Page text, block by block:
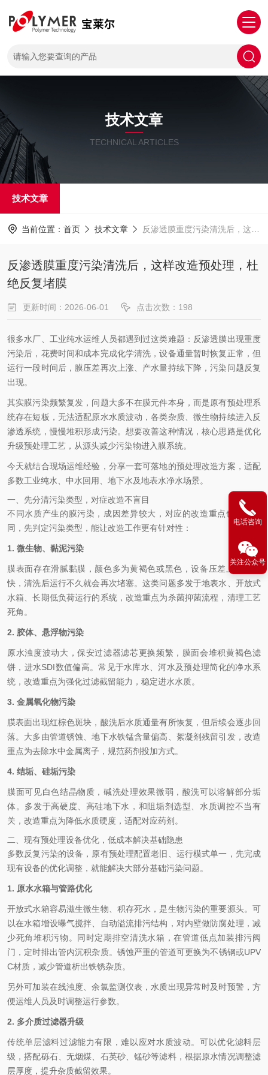
技术文章
TECHNICAL ARTICLES
技术文章
当前位置： 首页 技术文章 反渗透膜重度污染清洗后，这样改造预处理，杜绝反复堵膜
反渗透膜重度污染清洗后，这样改造预处理，杜
绝反复堵膜
更新时间：2026-06-01 点击次数：198
很多水厂、工业纯水运维人员都遇到过这类难题：反渗透膜出现重度
污染后，花费时间和成本完成化学清洗，设备通量暂时恢复正常，但
运行一段时间后，膜压差再次上涨、产水量持续下降，污染问题反复
出现。
其实膜污染频繁复发，问题大多不在膜元件本身，而是原有预处理系
统存在短板，无法适配原水水质波动，各类杂质、微生物持续进入反
渗透系统，慢慢堆积形成污染。想要改善这种情况，核心思路是优化
升级预处理工艺，从源头减少污染物进入膜系统。
今天就结合现场运维经验，分享一套可落地的预处理改造方案，适配
多数工业纯水、中水回用、地下水及地表水净水场景。
一、先分清污染类型，对症改造不盲目
不同水质产生的膜污染，成因差异较大，对应的改造重点也各不相
同，先判定污染类型，能让改造工作更有针对性：
1. 微生物、黏泥污染
膜表面存在滑腻黏膜，颜色多为黄褐色或黑色，设备压差上涨速度
快，清洗后运行不久就会再次堵塞。这类问题多发于地表水、开放式
水箱、长期低负荷运行的系统，改造重点为杀菌抑菌流程，清理工艺
死角。
2. 胶体、悬浮物污染
原水浊度波动大，保安过滤器滤芯更换频繁，膜面会堆积黄褐色滤
饼，进水SDI数值偏高。常见于水库水、河水及预处理简化的净水系
统，改造重点为强化过滤截留能力，稳定进水水质。
3. 金属氧化物污染
膜表面出现红棕色斑块，酸洗后水质通量有所恢复，但后续会逐步回
落。大多由管道锈蚀、地下水铁锰含量偏高、絮凝剂残留引发，改造
重点为去除水中金属离子，规范药剂投加方式。
4. 结垢、硅垢污染
膜面可见白色结晶物质，碱洗处理效果微弱，酸洗可以溶解部分垢
体。多发于高硬度、高硅地下水，和阻垢剂选型、水质调控不当有
关，改造重点为降低水质硬度，适配对应药剂。
二、现有预处理设备优化，低成本解决基础隐患
多数反复污染的设备，原有预处理配置老旧、运行模式单一，先完成
现有设备的优化调整，就能解决大部分基础污染问题。
1. 原水水箱与管路优化
开放式水箱容易滋生微生物、积存死水，是生物污染的重要源头。可
以在水箱增设曝气搅拌、自动溢流排污结构，对内壁做防腐处理，减
少死角堆积污物。同时定期排空清洗水箱，在管道低点加装排污阀
门，定时排出管内沉积杂质。锈蚀严重的管道可更换为不锈钢或UPV
C材质，减少管道析出铁锈杂质。
另外可加装在线浊度、余氯监测仪表，水质出现异常时及时预警，方
便运维人员及时调整运行参数。
2. 多介质过滤器升级
传统单层滤料过滤能力有限，难以应对水质波动。可以优化滤料层
级，搭配砾石、无烟煤、石英砂、锰砂等滤料，根据原水情况调整滤
层厚度，提升杂质截留效果。
电话咨询
关注公众号